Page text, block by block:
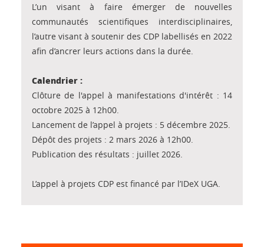
L’un visant à faire émerger de nouvelles
communautés scientifiques interdisciplinaires,
l’autre visant à soutenir des CDP labellisés en 2022
afin d’ancrer leurs actions dans la durée.
Calendrier :
Clôture de l'appel à manifestations d'intérêt : 14
octobre 2025 à 12h00.
Lancement de l’appel à projets : 5 décembre 2025.
Dépôt des projets : 2 mars 2026 à 12h00.
Publication des résultats : juillet 2026.
L’appel à projets CDP est financé par l’IDeX UGA.